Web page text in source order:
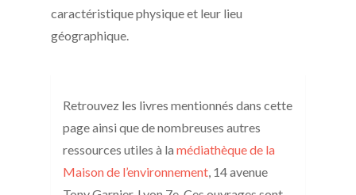
caractéristique physique et leur lieu
géographique.
Retrouvez les livres mentionnés dans cette
page ainsi que de nombreuses autres
ressources utiles à lamédiathèque de la
Maison de l’environnement, 14 avenue